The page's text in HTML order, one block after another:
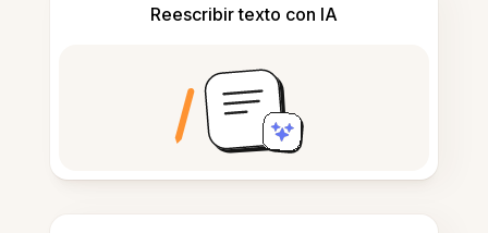
Reescribir texto con IA